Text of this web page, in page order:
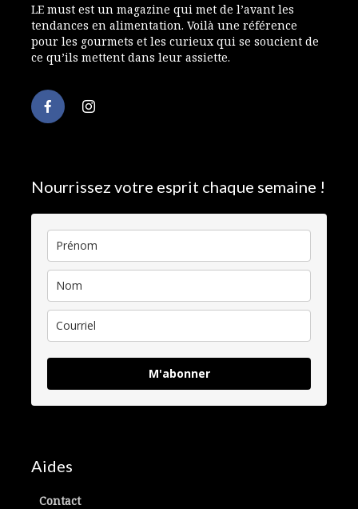
LE must est un magazine qui met de l’avant les
tendances en alimentation. Voilà une référence
pour les gourmets et les curieux qui se soucient de
ce qu’ils mettent dans leur assiette.
Nourrissez votre esprit chaque semaine !
M'abonner
Aides
Contact